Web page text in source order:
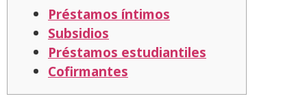
Préstamos íntimos
Subsidios
Préstamos estudiantiles
Cofirmantes